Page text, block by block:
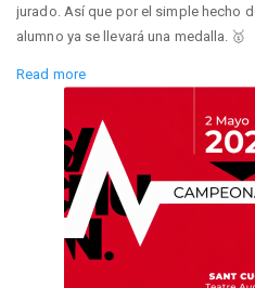
jurado. Así que por el simple hecho
alumno ya se llevará una medalla. 🥇
Nuestro objetivo: Motivar a tu
Dicho esto, ven a fomar parte de
momento de revolucionar a tu
Read more